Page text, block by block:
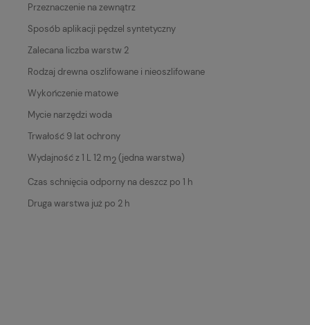
Przeznaczenie na zewnątrz
Sposób aplikacji pędzel syntetyczny
Zalecana liczba warstw 2
Rodzaj drewna oszlifowane i nieoszlifowane
Wykończenie matowe
Mycie narzędzi woda
Trwałość 9 lat ochrony
Wydajność z 1 L 12 m2(jedna warstwa)
Czas schnięcia odporny na deszcz po 1 h
Druga warstwa już po 2 h